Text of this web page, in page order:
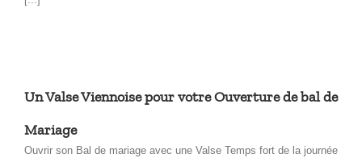
Un Valse Viennoise pour votre Ouverture de bal de
Mariage
Ouvrir son Bal de mariage avec une Valse Temps fort de la journée